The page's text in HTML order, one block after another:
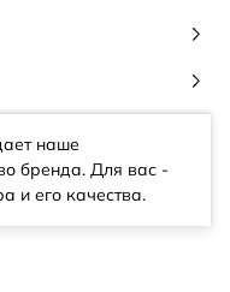
наше
бренда. Для вас -
и его качества.